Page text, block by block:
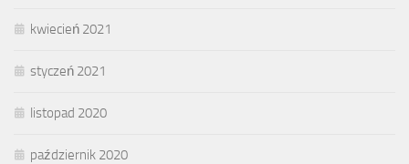
kwiecień 2021
styczeń 2021
listopad 2020
październik 2020